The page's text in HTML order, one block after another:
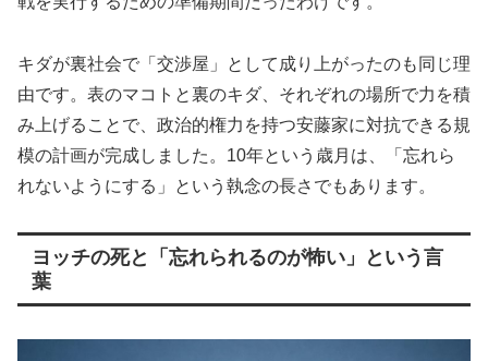
キダが裏社会で「交渉屋」として成り上がったのも同じ理
由です。表のマコトと裏のキダ、それぞれの場所で力を積
み上げることで、政治的権力を持つ安藤家に対抗できる規
模の計画が完成しました。10年という歳月は、「忘れら
れないようにする」という執念の長さでもあります。
ヨッチの死と「忘れられるのが怖い」という言
葉